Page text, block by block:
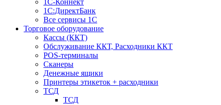
1С-Коннект
1С:ДиректБанк
Все сервисы 1С
Торговое оборудование
Кассы (ККТ)
Обслуживание ККТ, Расходники ККТ
POS-терминалы
Сканеры
Денежные ящики
Принтеры этикеток + расходники
ТСД
ТСД